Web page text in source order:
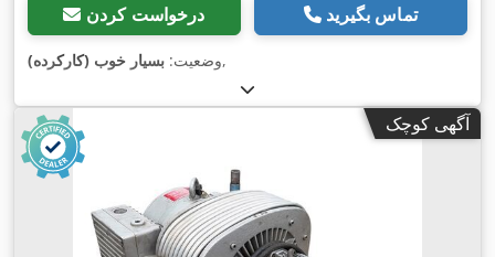
درخواست کردن تماس بگیرید
وضعیت: بسیار خوب (کارکرده) ,
آگهی کوچک